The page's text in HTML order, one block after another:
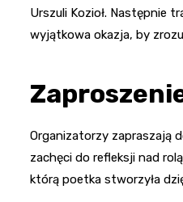
Urszuli Kozioł. Następnie
wyjątkowa okazja, by
Organizatorzy zapraszają
zachęci do refleksji nad
którą poetka stworzyła